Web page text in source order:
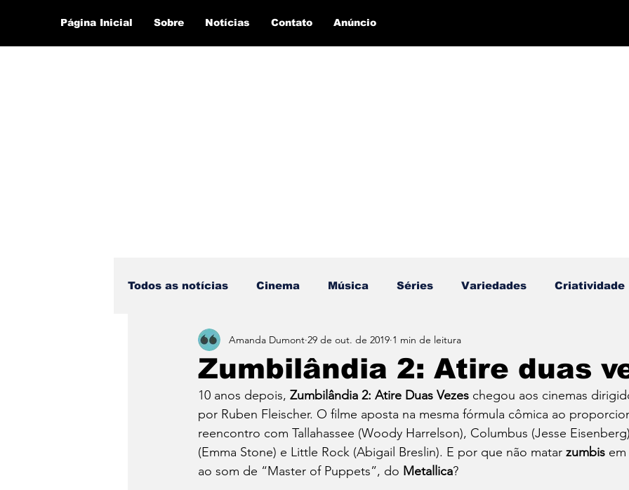
Página Inicial Sobre Notícias Contato Anúncio
Todos as notícias Cinema Música Séries Variedades Criatividade
Zumbilândia 2: Atire duas
Amanda Dumont 29 de out. de 2019 1 min de leitura
10 anos depois, Zumbilândia 2: Atire Duas Vezes chegou aos cinemas
por Ruben Fleischer. O filme aposta na mesma fórmula cômica ao
reencontro com Tallahassee (Woody Harrelson), Columbus (Jesse
(Emma Stone) e Little Rock (Abigail Breslin). E por que não matar zumbis em
ao som de “Master of Puppets”, do Metallica?